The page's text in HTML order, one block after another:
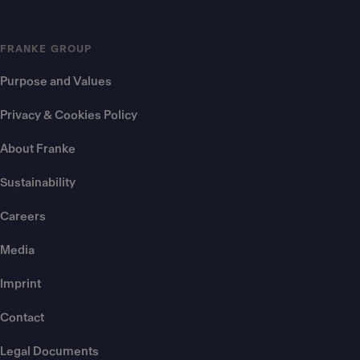
FRANKE GROUP
Purpose and Values
Privacy & Cookies Policy
About Franke
Sustainability
Careers
Media
Imprint
Contact
Legal Documents